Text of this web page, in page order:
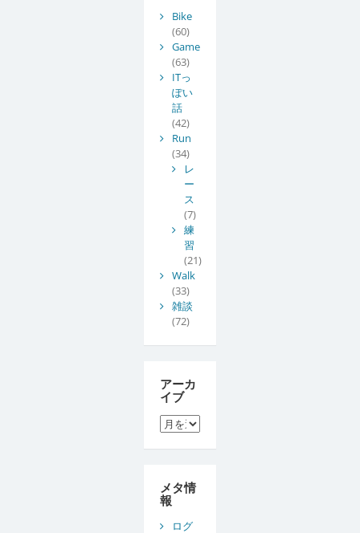
Bike
(60)
Game
(63)
ITっ
ぽい
話
(42)
Run
(34)
レ
ー
ス
(7)
練
習
(21)
Walk
(33)
雑談
(72)
アーカ
イブ
ア
ー
カ
ブ
メタ情
報
ログ